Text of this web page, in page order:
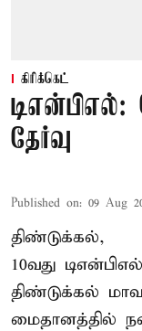
கிரிக்கெட்
டிஎன்பிஎல்:
தேர்வு
Published on: 09 Aug
திண்டுக்கல்,
10வது
திண்டுக்கல்
மைதானத்தில்